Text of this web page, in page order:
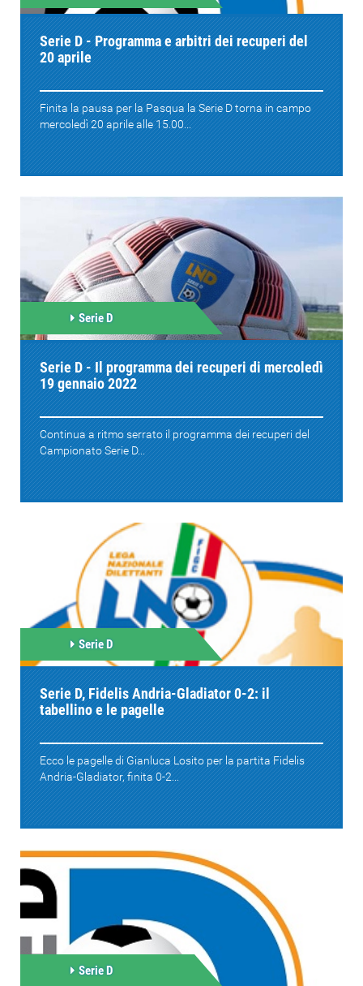
Serie D - Programma e arbitri dei recuperi del
20 aprile
Finita la pausa per la Pasqua la Serie D torna in campo
mercoledì 20 aprile alle 15.00...
Serie D
Serie D - Il programma dei recuperi di mercoledì
19 gennaio 2022
Continua a ritmo serrato il programma dei recuperi del
Campionato Serie D...
Serie D
Serie D, Fidelis Andria-Gladiator 0-2: il
tabellino e le pagelle
Ecco le pagelle di Gianluca Losito per la partita Fidelis
Andria-Gladiator, finita 0-2...
Serie D